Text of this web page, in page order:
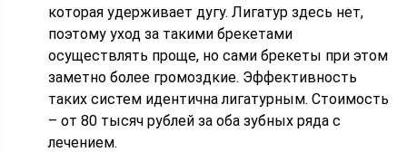
которая удерживает дугу. Лигатур здесь нет,
поэтому уход за такими брекетами
осуществлять проще, но сами брекеты при этом
заметно более громоздкие. Эффективность
таких систем идентична лигатурным. Стоимость
– от 80 тысяч рублей за оба зубных ряда с
лечением.